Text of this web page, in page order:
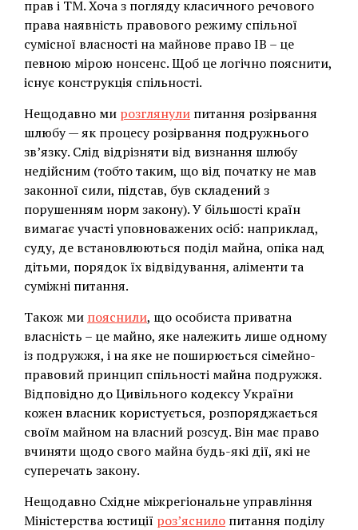
прав і ТМ. Хоча з погляду класичного речового
права наявність правового режиму спільної
сумісної власності на майнове право ІВ – це
певною мірою нонсенс. Щоб це логічно пояснити,
існує конструкція спільності.
Нещодавно ми розглянули питання розірвання
шлюбу — як процесу розірвання подружнього
зв’язку. Слід відрізняти від визнання шлюбу
недійсним (тобто таким, що від початку не мав
законної сили, підстав, був складений з
порушенням норм закону). У більшості країн
вимагає участі уповноважених осіб: наприклад,
суду, де встановлюються поділ майна, опіка над
дітьми, порядок їх відвідування, аліменти та
суміжні питання.
Також ми пояснили, що особиста приватна
власність – це майно, яке належить лише одному
із подружжя, і на яке не поширюється сімейно-
правовий принцип спільності майна подружжя.
Відповідно до Цивільного кодексу України
кожен власник користується, розпоряджається
своїм майном на власний розсуд. Він має право
вчиняти щодо свого майна будь-які дії, які не
суперечать закону.
Нещодавно Східне міжрегіональне управління
Міністерства юстиції роз’яснило питання поділу